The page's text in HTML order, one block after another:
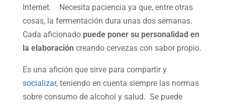
Internet. Necesita paciencia ya que, entre otras
cosas, la fermentación dura unas dos semanas.
Cada aficionado puede poner su personalidad en
la elaboración creando cervezas con sabor propio.
Es una afición que sirve para compartir y
socializar,teniendo en cuenta siempre las normas
sobre consumo de alcohol y salud. Se puede